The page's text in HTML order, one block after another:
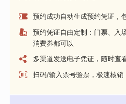
预约成功自动生成预约凭证，
预约凭证自由定制：门票、入
消费券都可以
多渠道发送电子凭证，随时查
扫码/输入票号验票，极速核销